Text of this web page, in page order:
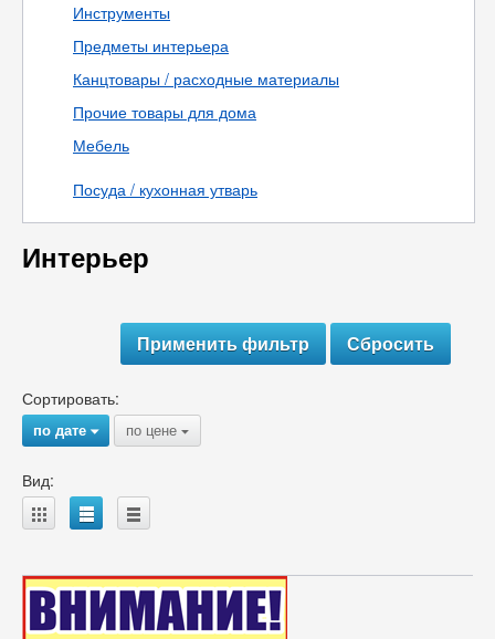
Инструменты
Предметы интерьера
Канцтовары / расходные материалы
Прочие товары для дома
Мебель
Посуда / кухонная утварь
Интерьер
Сортировать:
по дате{ по цене {
Вид:
A B C